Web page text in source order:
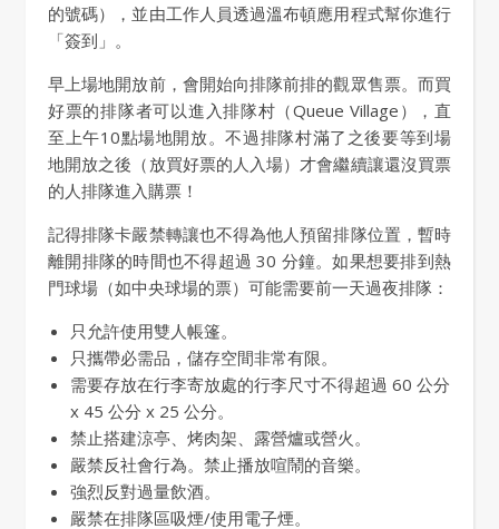
的號碼），並由工作人員透過溫布頓應用程式幫你進行
「簽到」。
早上場地開放前，會開始向排隊前排的觀眾售票。而買
好票的排隊者可以進入排隊村（Queue Village），直
至上午10點場地開放。不過排隊村滿了之後要等到場
地開放之後（放買好票的人入場）才會繼續讓還沒買票
的人排隊進入購票！
記得排隊卡嚴禁轉讓也不得為他人預留排隊位置，暫時
離開排隊的時間也不得超過 30 分鐘。如果想要排到熱
門球場（如中央球場的票）可能需要前一天過夜排隊：
只允許使用雙人帳篷。
只攜帶必需品，儲存空間非常有限。
需要存放在行李寄放處的行李尺寸不得超過 60 公分
x 45 公分 x 25 公分。
禁止搭建涼亭、烤肉架、露營爐或營火。
嚴禁反社會行為。禁止播放喧鬧的音樂。
強烈反對過量飲酒。
嚴禁在排隊區吸煙/使用電子煙。